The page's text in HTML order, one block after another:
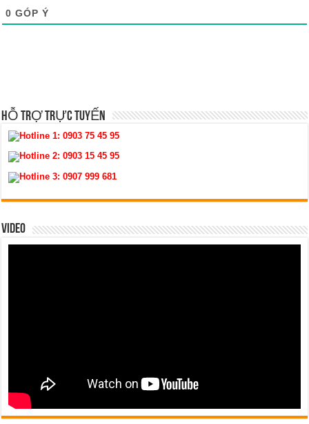
0 GÓP Ý
HỖ TRỢ TRỰC TUYẾN
Hotline 1:0903 75 45 95
Hotline 2:0903 15 45 95
Hotline 3:0907 999 681
VIDEO